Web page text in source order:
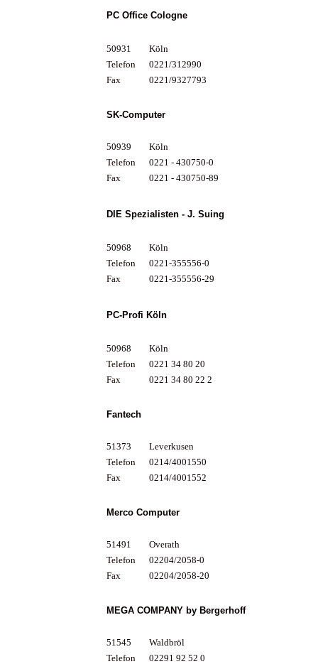
PC Office Cologne
50931
Köln
Telefon
0221/312990
Fax
0221/9327793
SK-Computer
50939
Köln
Telefon
0221 - 430750-0
Fax
0221 - 430750-89
DIE Spezialisten - J. Suing
50968
Köln
Telefon
0221-355556-0
Fax
0221-355556-29
PC-Profi Köln
50968
Köln
Telefon
0221 34 80 20
Fax
0221 34 80 22 2
Fantech
51373
Leverkusen
Telefon
0214/4001550
Fax
0214/4001552
Merco Computer
51491
Overath
Telefon
02204/2058-0
Fax
02204/2058-20
MEGA COMPANY by Bergerhoff
51545
Waldbröl
Telefon
02291 92 52 0